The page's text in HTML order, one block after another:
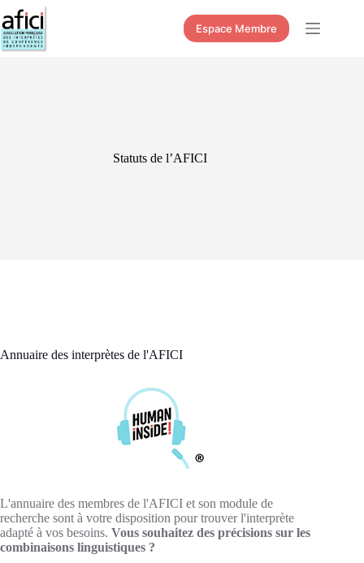
Passer
au
contenu
Espace Membre
Statuts de l’AFICI
Annuaire des interprètes de l'AFICI
L'annuaire des membres de l'AFICI et son module de
recherche sont à votre disposition pour trouver l'interprète
adapté à vos besoins. Vous souhaitez des précisions sur les
combinaisons linguistiques ?